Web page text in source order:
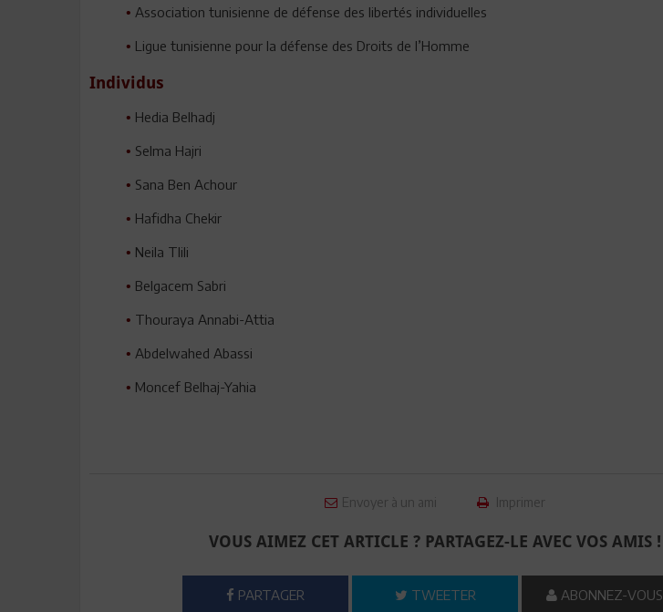
• Association tunisienne de défense des libertés individuelles
• Ligue tunisienne pour la défense des Droits de l’Homme
Individus
• Hedia Belhadj
• Selma Hajri
• Sana Ben Achour
• Hafidha Chekir
• Neila Tlili
• Belgacem Sabri
• Thouraya Annabi-Attia
• Abdelwahed Abassi
• Moncef Belhaj-Yahia
Envoyer à un ami Imprimer
VOUS AIMEZ CET ARTICLE ? PARTAGEZ-LE AVEC VOS AMIS !
PARTAGER TWEETER ABONNEZ-VOUS